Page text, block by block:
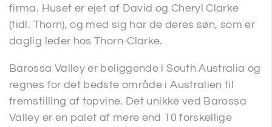
firma. Huset er ejet af David og Cheryl Clarke
(tidl. Thorn), og med sig har de deres søn, som er
daglig leder hos Thorn-Clarke.
Barossa Valley er beliggende i South Australia og
regnes for det bedste område i Australien til
fremstilling af topvine. Det unikke ved Barossa
Valley er en palet af mere end 10 forskellige